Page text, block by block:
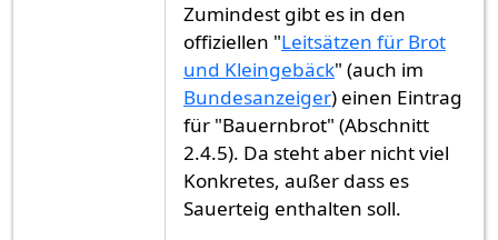
Zumindest gibt es in den
offiziellen "Leitsätzen für Brot
und Kleingebäck" (auch im
Bundesanzeiger) einen Eintrag
für "Bauernbrot" (Abschnitt
2.4.5). Da steht aber nicht viel
Konkretes, außer dass es
Sauerteig enthalten soll.